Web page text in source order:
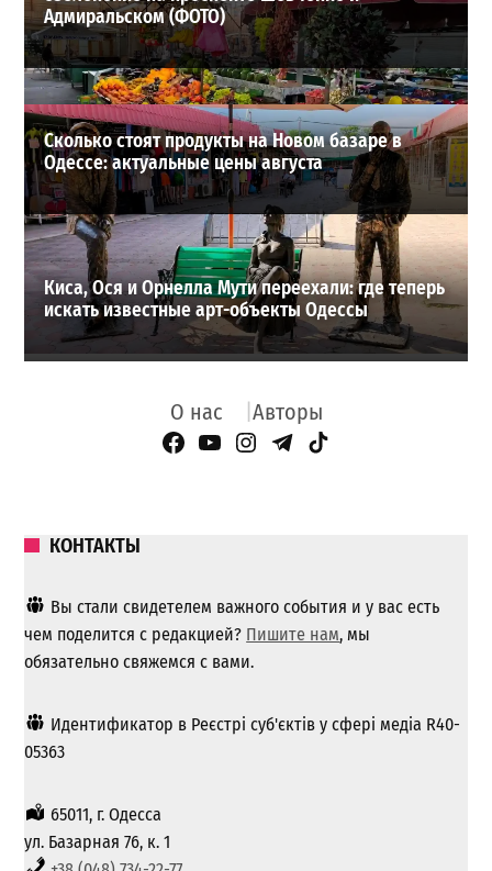
Адмиральском (ФОТО)
Сколько стоят продукты на Новом базаре в
Одессе: актуальные цены августа
Киса, Ося и Орнелла Мути переехали: где теперь
искать известные арт-объекты Одессы
О нас Авторы
Facebook Page
YouTube
Instagram
Telegram
TikTok
КОНТАКТЫ
Вы стали свидетелем важного события и у вас есть
чем поделится с редакцией? Пишите нам, мы
обязательно свяжемся с вами.
Идентификатор в Реєстрі суб'єктів у сфері медіа R40-
05363
65011, г. Одесса
ул. Базарная 76, к. 1